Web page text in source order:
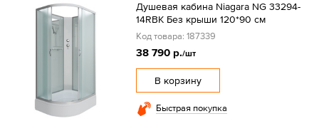
Душевая кабина Niagara NG 33294-
14RBK Без крыши 120*90 см
Код товара: 187339
38 790 р./шт
В корзину
Быстрая покупка